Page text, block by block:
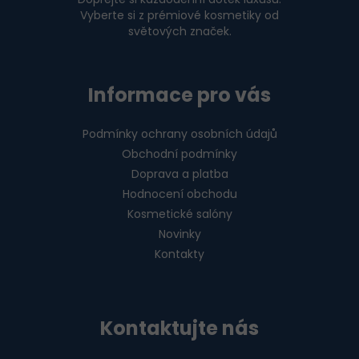
Vyberte si z prémiové kosmetiky od
světových značek.
Informace pro vás
Podmínky ochrany osobních údajů
Obchodní podmínky
Doprava a platba
Hodnocení obchodu
Kosmetické salóny
Novinky
Kontakty
Kontaktujte nás